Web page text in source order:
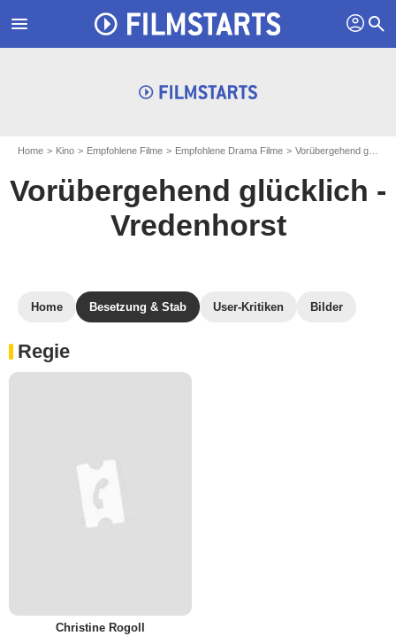
menu profil search
Home Kino Empfohlene Filme Empfohlene Drama Filme Vorübergehend glücklich - Vredenhorst
Vorübergehend glücklich -
Vredenhorst
Home Besetzung & Stab User-Kritiken Bilder
Regie
Christine Rogoll